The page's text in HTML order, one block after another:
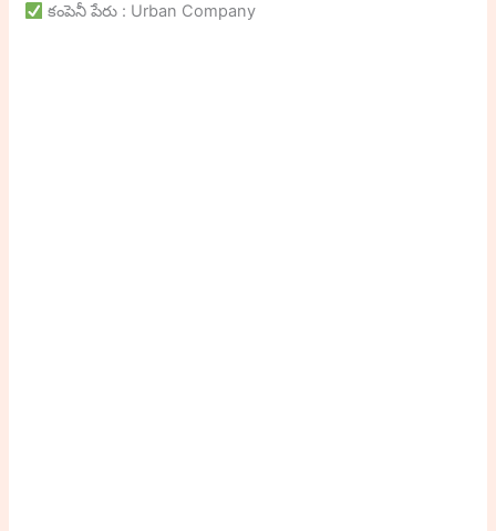
కంపెనీ పేరు : Urban Company